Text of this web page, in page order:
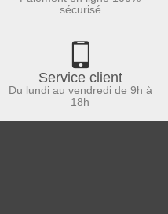
sécurisé
Service client
Du lundi au vendredi de 9h à
18h